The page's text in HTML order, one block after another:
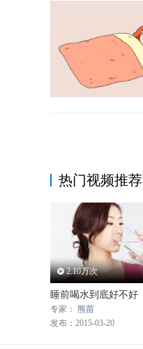
热门视频推荐
2.10万次
睡前喝水到底好不好
专家： 熊苗
发布：2015-03-20